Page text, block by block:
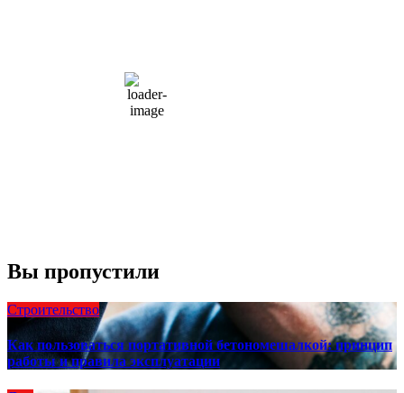
66 %
1004 мб
10 mph
Вы пропустили
Строительство
Как пользоваться портативной бетономешалкой: принцип
работы и правила эксплуатации